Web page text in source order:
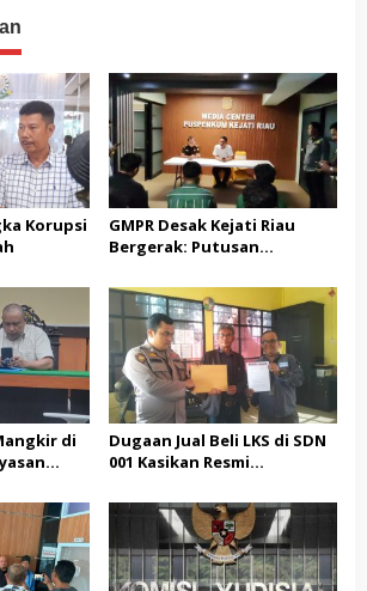
Korupsi
GMPR Desak Kejati Riau
Bergerak: Putusan
Miliar Ditelaah
Peruntukannya
di
Dugaan Jual Beli LKS di SDN
001 Kasikan Resmi
Kampar, Pemred – Pimum
Metroterkini.id Desak Usut
Kasus Ini